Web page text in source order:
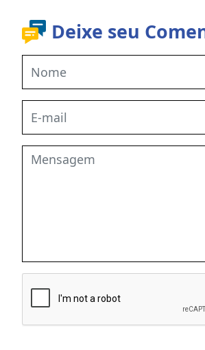
Deixe seu